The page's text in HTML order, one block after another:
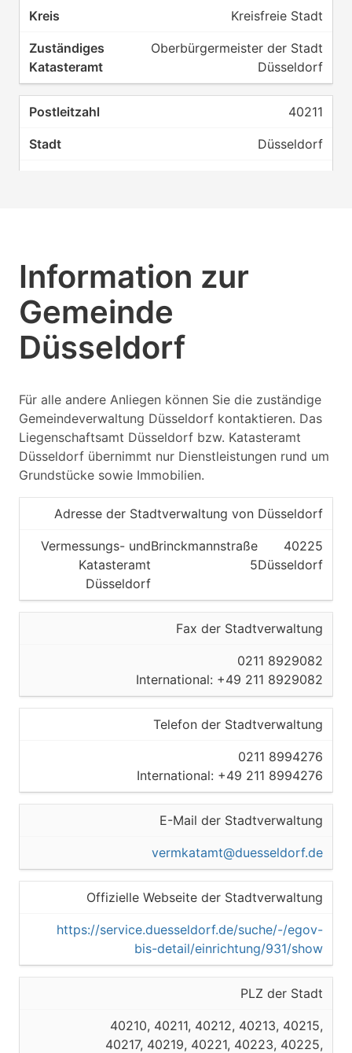
Kreisfreie Stadt
Oberbürgermeister der Stadt
Düsseldorf
40211
Düsseldorf
40213
Düsseldorf
Kreisfreie Stadt
Düsseldorf
Düsseldorf
Kreisfreie Stadt
Oberbürgermeister der Stadt
Düsseldorf
40217
Düsseldorf
Kreisfreie Stadt
Oberbürgermeister der Stadt
Düsseldorf
Düsseldorf
Kreisfreie Stadt
Düsseldorf
Information zur
Gemeinde
Düsseldorf
Für alle andere Anliegen können Sie die zuständige
Gemeindeverwaltung Düsseldorf kontaktieren. Das
Liegenschaftsamt Düsseldorf bzw. Katasteramt
Düsseldorf übernimmt nur Dienstleistungen rund um
Grundstücke sowie Immobilien.
Adresse der Stadtverwaltung von Düsseldorf
Vermessungs- und
Katasteramt
Düsseldorf
Brinckmannstraße
5
40225
Düsseldorf
Fax der Stadtverwaltung
0211 8929082
International: +49 211 8929082
Telefon der Stadtverwaltung
0211 8994276
International: +49 211 8994276
E-Mail der Stadtverwaltung
vermkatamt@duesseldorf.de
Offizielle Webseite der Stadtverwaltung
https://service.duesseldorf.de/suche/-/egov-
bis-detail/einrichtung/931/show
PLZ der Stadt
40210, 40211, 40212, 40213, 40215,
40217, 40219, 40221, 40223, 40225,